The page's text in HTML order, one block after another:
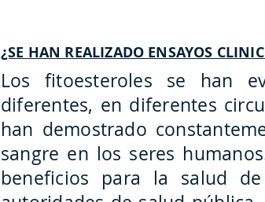
¿SE HAN REALIZADO ENSAYOS
Los fitoesteroles se han
diferentes, en diferentes
han demostrado
sangre en los seres
beneficios para la salud